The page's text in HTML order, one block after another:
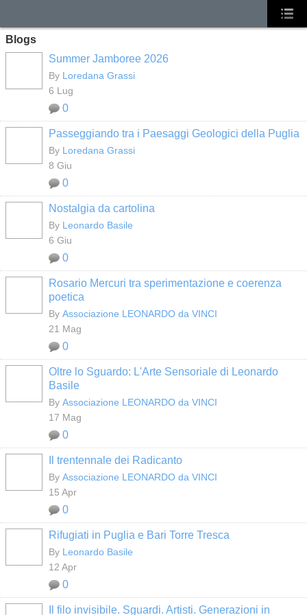
Blogs
Summer Jamboree 2026
By Loredana Grassi
6 Lug
0
Passeggiando tra i Paesaggi Geologici della Puglia
By Loredana Grassi
8 Giu
0
Nostalgia da cartolina
By Leonardo Basile
6 Giu
0
Rosario Mercuri tra sperimentazione e coerenza
poetica
By Associazione LEONARDO da VINCI
21 Mag
0
Oltre lo Sguardo: L'Arte Sensoriale di Leonardo
Basile
By Associazione LEONARDO da VINCI
17 Mag
0
Il trentennale dei Radicanto
By Associazione LEONARDO da VINCI
15 Apr
0
Rifugiati in Puglia e Bari Torre Tresca
By Leonardo Basile
12 Apr
0
Il filo invisibile. Sguardi. Artisti. Generazioni in